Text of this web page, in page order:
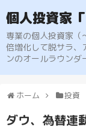
個人投資家
専業の個人投資家
倍増化して脱サラ、
ンのオールラウンダ
ホーム 投資
ダウ、為替連